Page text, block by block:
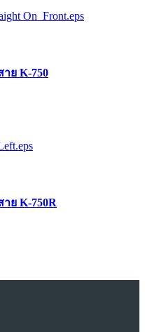
ย K-750
ย K-750R